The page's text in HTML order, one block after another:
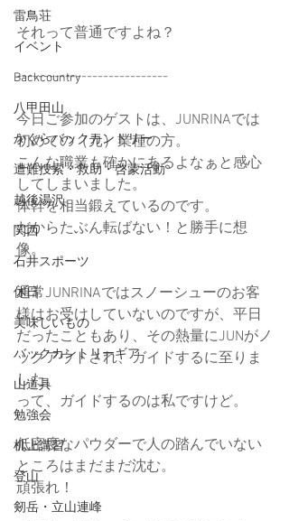
雷鳥荘
イベント
Backcountry
八甲田山
かぐらバックカントリー
遭難捜索・救助・啓蒙活動
越後湯沢
関西
石井スポーツ
休日
美味しいもの
バックカントリーギア
山道具
勉強会
机上講習
登山
剱岳・立山連峰
それって普通ですよね？
----------------------------
今日ご参加のゲストは、JUNRINAでは
初めての（元）業種の方。
こんな職業も確かにあるよなぁと感心
してしまいました。
体幹を相当鍛えているのです。
だからたぶん転ばない！と勝手に想
像。
通常JUNRINAではスノーシューのお客
様はお受けしていないのですが、平日
だったこともあり、その熱量にJUNがノ
ックアウトされ、ガイドするに至りま
した。
って、ガイドするのは私ですけど。
低密度なパウダーで人の踏んでいない
ところはまだまだ沈む。
頑張れ！